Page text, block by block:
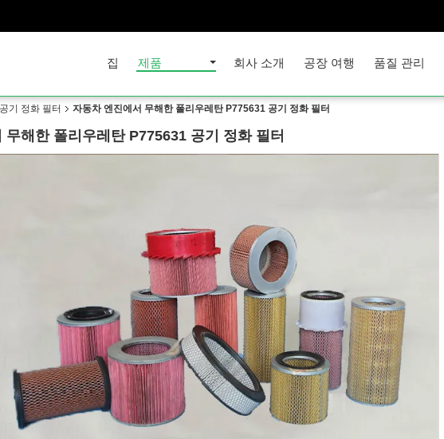
집 제품 회사 소개 공장 여행 품질 관리
기 정화 필터 자동차 엔진에서 무해한 폴리우레탄 P775631 공기 정화 필터
무해한 폴리우레탄 P775631 공기 정화 필터